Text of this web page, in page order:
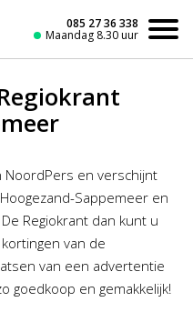
085 27 36 338
Maandag 8.30 uur
NoordPers en verschijnt
Sappemeer en
Regiokrant dan kunt u
van de
van een advertentie
goedkoop en gemakkelijk!